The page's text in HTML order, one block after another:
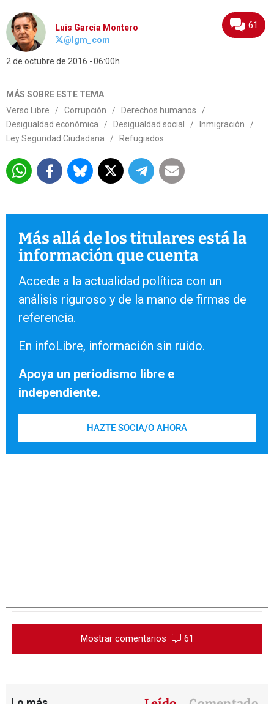
Luis García Montero
@lgm_com
2 de octubre de 2016 06:00h
61
MÁS SOBRE ESTE TEMA
Verso Libre
/ Corrupción / Derechos humanos
/
Desigualdad económica
/ Desigualdad social / Inmigración
/
Ley Seguridad Ciudadana
/ Refugiados
Más allá de los titulares está la
información que cuenta
Accede a la actualidad política con un
análisis riguroso y de la mano de firmas de
referencia.
En infoLibre, información sin ruido.
Apoya un periodismo libre e
independiente.
HAZTE SOCIA/O AHORA
Mostrar comentarios 61